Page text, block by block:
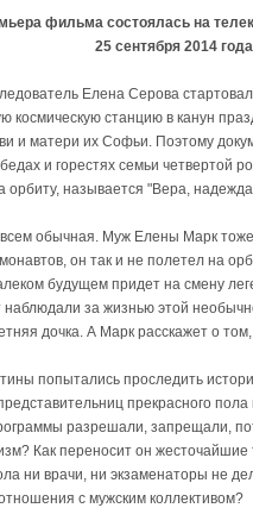
фильма состоялась на
25 сентября 2014 года
Елена Серова
космическую станцию в канун
и матери их Софьи. Поэтому
и горестях семьи четвертой
орбиту, называется "Вера,
обычная. Муж Елены Марк
он так и не полетел на
будущем придет на смену
наблюдали за жизнью этой
дочка. А Марк расскажет о
попытались проследить
прекрасного
разрешали, запрещали,
Как переносит он
ни врачи, ни экзаменаторы не
с мужским коллективом?